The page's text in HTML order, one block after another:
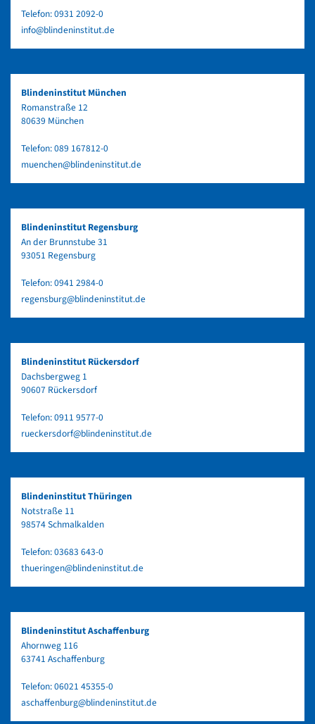
Telefon:0931 2092-0
info@blindeninstitut.de
Blindeninstitut München
Romanstraße 12
80639 München
Telefon:089 167812-0
muenchen@blindeninstitut.de
Blindeninstitut Regensburg
An der Brunnstube 31
93051 Regensburg
Telefon:0941 2984-0
regensburg@blindeninstitut.de
Blindeninstitut Rückersdorf
Dachsbergweg 1
90607 Rückersdorf
Telefon:0911 9577-0
rueckersdorf@blindeninstitut.de
Blindeninstitut Thüringen
Notstraße 11
98574 Schmalkalden
Telefon:03683 643-0
thueringen@blindeninstitut.de
Blindeninstitut Aschaffenburg
Ahornweg 116
63741 Aschaffenburg
Telefon:06021 45355-0
aschaffenburg@blindeninstitut.de